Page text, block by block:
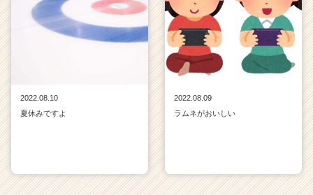
2022.08.10
夏休みですよ
2022.08.09
ラムネがおいしい